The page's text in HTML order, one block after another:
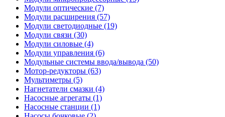
Модули оптические (7)
Модули расширения (57)
Модули светодиодные (19)
Модули связи (30)
Модули силовые (4)
Модули управления (6)
Модульные системы ввода/вывода (50)
Мотор-редукторы (63)
Мультиметры (5)
Нагнетатели смазки (4)
Насосные агрегаты (1)
Насосные станции (1)